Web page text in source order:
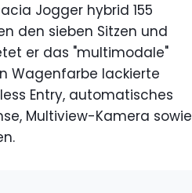
Jogger hybrid 155
den sieben Sitzen und
er das "multimodale"
Wagenfarbe lackierte
Entry, automatisches
Multiview-Kamera sowie